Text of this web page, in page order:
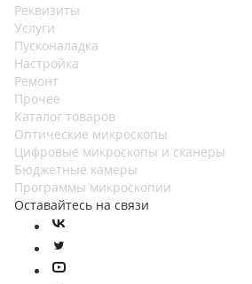
Реквизиты
Услуги
Пусконаладка
Настройка
Ремонт
Прочее
Каталог товаров
Оптические микроскопы
Цифровые микроскопы и сканеры
Бюджетные камеры
Программы микроскопии
Оставайтесь на связи